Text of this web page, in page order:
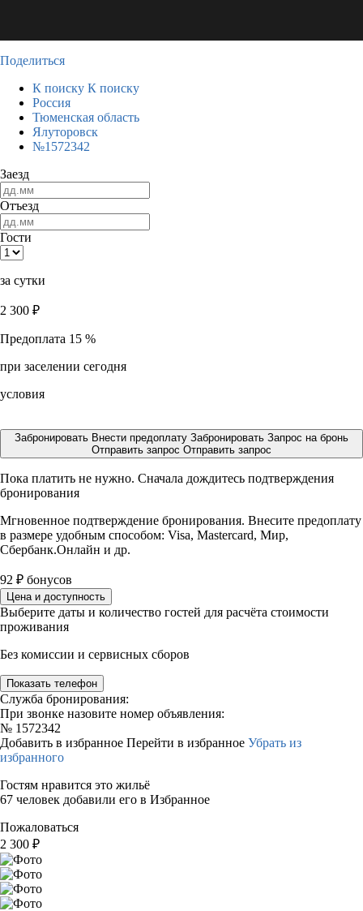
Поделиться
К поиску К поиску
Россия
Тюменская область
Ялуторовск
№1572342
Заезд
Отъезд
Гости
за сутки
2 300 ₽
Предоплата 15 %
при заселении сегодня
условия
Забронировать Внести предоплату Забронировать Запрос на бронь
Отправить запрос Отправить запрос
Пока платить не нужно. Сначала дождитесь подтверждения
бронирования
Мгновенное подтверждение бронирования. Внесите предоплату
в размере удобным способом: Visa, Mastercard, Мир,
Сбербанк.Онлайн и др.
92 ₽ бонусов
Цена и доступность
Выберите даты и количество гостей для расчёта стоимости
проживания
Без комиссии и сервисных сборов
Показать телефон
Служба бронирования:
При звонке назовите номер объявления:
№ 1572342
Добавить в избранное Перейти в избранное Убрать из
избранного
Гостям нравится это жильё
67 человек добавили его в Избранное
Пожаловаться
2 300 ₽